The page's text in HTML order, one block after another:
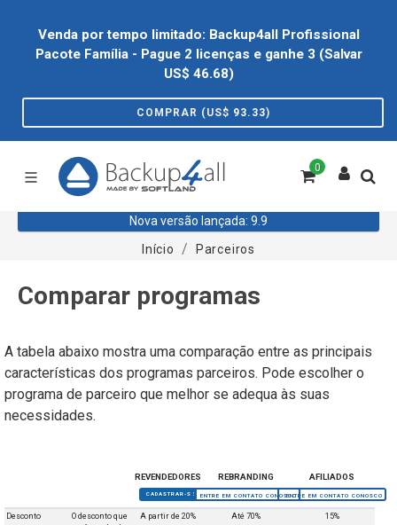
Venda por tempo limitado: Backup4all Profissional
Pacote Família - Pague 2 licenças e ganhe 3 (Salvar
US$ 46.68)
COMPRAR (US$ 93.33)
0
Nova versão lançada: 9.9
Início
Parceiros
Comparar programas
A tabela abaixo mostra uma comparação entre as principais
características dos programas parceiros. Pode escolher o
programa de parceiro que melhor se adequa às suas
necessidades.
REVENDEDORES
CADASTRAR-SE
REBRANDING
ENTRE EM CONTATO CONOSCO
AFILIADOS
ENTRE EM CONTATO CONOSCO
Desconto
O desconto que
A partir de 20% Até 70% 15%